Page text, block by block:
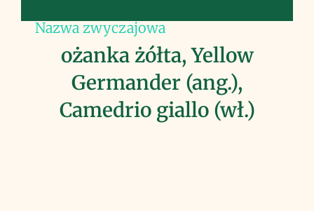
Nazwa zwyczajowa
ożanka żółta, Yellow
Germander (ang.),
Camedrio giallo (wł.)